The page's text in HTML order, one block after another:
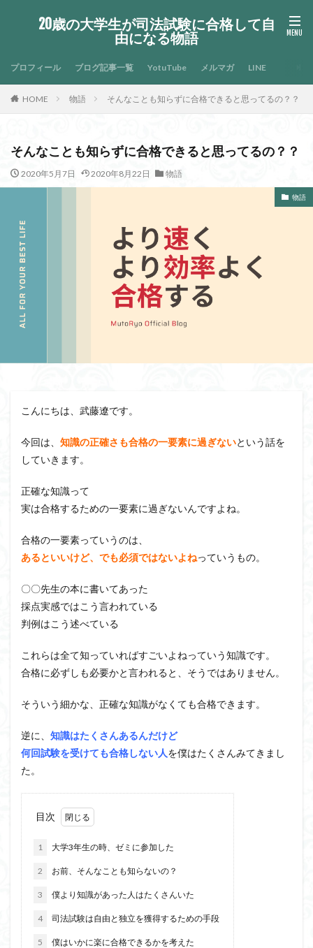
20歳の大学生が司法試験に合格して自
由になる物語
プロフィール ブログ記事一覧 YotuTube メルマガ LINE
HOME 物語 そんなことも知らずに合格できると思ってるの？？
そんなことも知らずに合格できると思ってるの？？
2020年5月7日 2020年8月22日 物語
物語
こんにちは、武藤遼です。
今回は、 知識の正確さも合格の一要素に過ぎないという話を
していきます。
正確な知識って
実は合格するための一要素に過ぎないんですよね。
合格の一要素っていうのは、
あるといいけど、でも必須ではないよねっていうもの。
〇〇先生の本に書いてあった
採点実感ではこう言われている
判例はこう述べている
これらは全て知っていればすごいよねっていう知識です。
合格に必ずしも必要かと言われると、そうではありません。
そういう細かな、正確な知識がなくても合格できます。
逆に、 知識はたくさんあるんだけど
何回試験を受けても合格しない人を僕はたくさんみてきまし
た。
目次
1 大学3年生の時、ゼミに参加した
2 お前、そんなことも知らないの？
3 僕より知識があった人はたくさんいた
4 司法試験は自由と独立を獲得するための手段
5 僕はいかに楽に合格できるかを考えた